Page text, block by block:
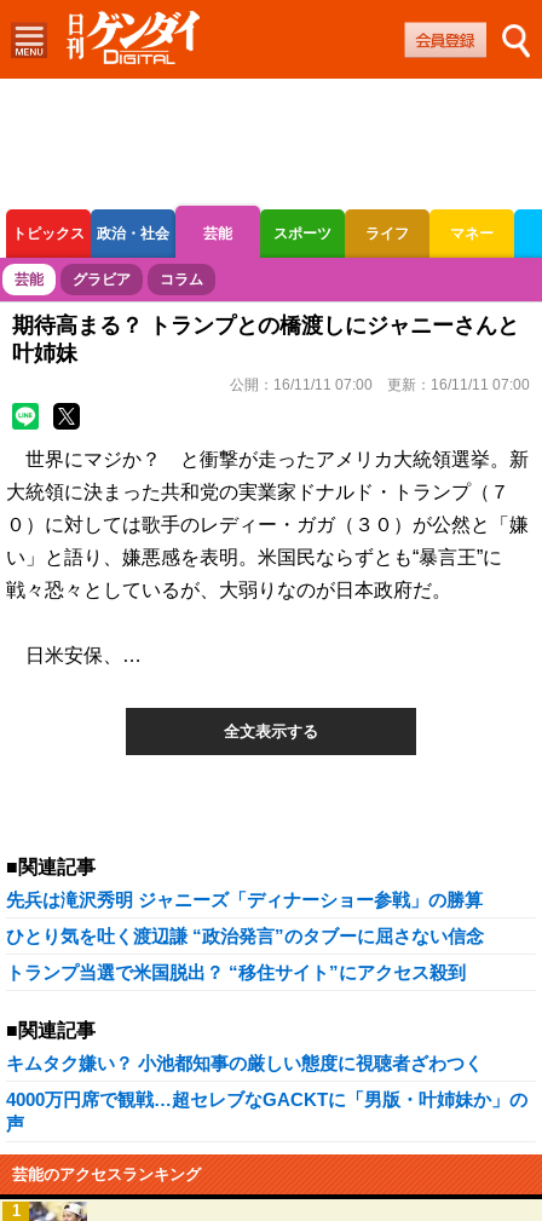
トピックス 政治・社会 芸能 スポーツ ライフ マネー
ボートレース 競輪 オートレース
芸能 グラビア コラム
期待高まる？ トランプとの橋渡しにジャニーさんと
叶姉妹
公開： 16/11/11 07:00 更新： 16/11/11 07:00
世界にマジか？ と衝撃が走ったアメリカ大統領選挙。新
大統領に決まった共和党の実業家ドナルド・トランプ（７
０）に対しては歌手のレディー・ガガ（３０）が公然と「嫌
い」と語り、嫌悪感を表明。米国民ならずとも“暴言王”に
戦々恐々としているが、大弱りなのが日本政府だ。
日米安保、…
全文表示する
■関連記事
先兵は滝沢秀明 ジャニーズ「ディナーショー参戦」の勝算
ひとり気を吐く渡辺謙 “政治発言”のタブーに屈さない信念
トランプ当選で米国脱出？ “移住サイト”にアクセス殺到
■関連記事
キムタク嫌い？ 小池都知事の厳しい態度に視聴者ざわつく
4000万円席で観戦…超セレブなGACKTに「男版・叶姉妹か」の
声
芸能のアクセスランキング
1